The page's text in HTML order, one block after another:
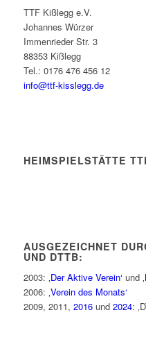
TTF Kißlegg e.V.
Johannes Würzer
Immenrieder Str. 3
88353 Kißlegg
Tel.: 0176 476 456 12
info@ttf-kisslegg.de
HEIMSPIELSTÄTTE
AUSGEZEICHNET
UND DTTB:
2003: ‚Der Aktive Verein‘ und
2006: ‚Verein des Monats‘
2009, 2011, 2016und 2024: